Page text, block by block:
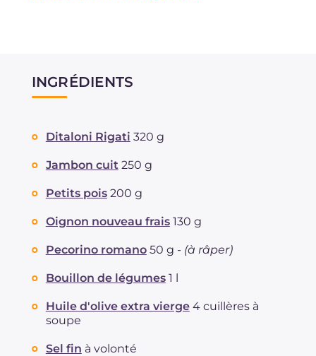
INGRÉDIENTS
Ditaloni Rigati 320 g
Jambon cuit 250 g
Petits pois 200 g
Oignon nouveau frais 130 g
Pecorino romano 50 g - (à râper)
Bouillon de légumes 1 l
Huile d'olive extra vierge 4 cuillères à
soupe
Sel fin à volonté